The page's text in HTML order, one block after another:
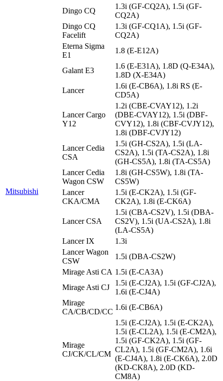
Mitsubishi
Dingo CQ
1.3i (GF-CQ2A), 1.5i (GF-
CQ2A)
Dingo CQ
Facelift
1.3i (GF-CQ1A), 1.5i (GF-
CQ2A)
Eterna Sigma
E1
1.8 (E-E12A)
Galant E3
1.6 (E-E31A), 1.8D (Q-E34A),
1.8D (X-E34A)
Lancer
1.6i (E-CB6A), 1.8i RS (E-
CD5A)
Lancer Cargo
Y12
1.2i (CBE-CVAY12), 1.2i
(DBE-CVAY12), 1.5i (DBF-
CVY12), 1.8i (CBF-CVJY12),
1.8i (DBF-CVJY12)
Lancer Cedia
CSA
1.5i (GH-CS2A), 1.5i (LA-
CS2A), 1.5i (TA-CS2A), 1.8i
(GH-CS5A), 1.8i (TA-CS5A)
Lancer Cedia
Wagon CSW
1.8i (GH-CS5W), 1.8i (TA-
CS5W)
Lancer
CKA/CMA
1.5i (E-CK2A), 1.5i (GF-
CK2A), 1.8i (E-CK6A)
Lancer CSA
1.5i (CBA-CS2V), 1.5i (DBA-
CS2V), 1.5i (UA-CS2A), 1.8i
(LA-CS5A)
Lancer IX
1.3i
Lancer Wagon
CSW
1.5i (DBA-CS2W)
Mirage Asti CA 1.5i (E-CA3A)
Mirage Asti CJ
1.5i (E-CJ2A), 1.5i (GF-CJ2A),
1.6i (E-CJ4A)
Mirage
CA/CB/CD/CC
1.6i (E-CB6A)
Mirage
CJ/CK/CL/CM
1.5i (E-CJ2A), 1.5i (E-CK2A),
1.5i (E-CL2A), 1.5i (E-CM2A),
1.5i (GF-CK2A), 1.5i (GF-
CL2A), 1.5i (GF-CM2A), 1.6i
(E-CJ4A), 1.8i (E-CK6A), 2.0D
(KD-CK8A), 2.0D (KD-
CM8A)